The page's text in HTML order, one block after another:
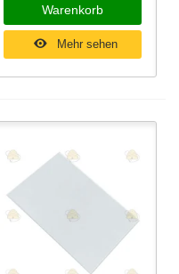
Warenkorb
Mehr sehen